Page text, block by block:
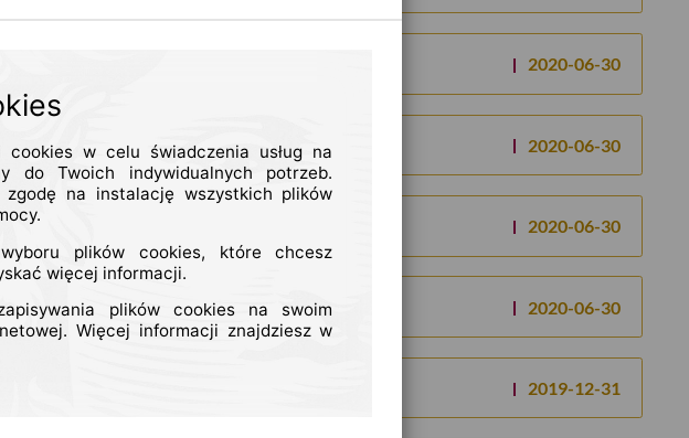
2020-06-30
2020-06-30
2020-06-30
2020-06-30
2019-12-31
w celu świadczenia usług na
do Twoich indywidualnych potrzeb.
zgodę na instalację wszystkich plików
plików cookies, które chcesz
więcej informacji.
plików cookies na swoim
Więcej informacji znajdziesz w